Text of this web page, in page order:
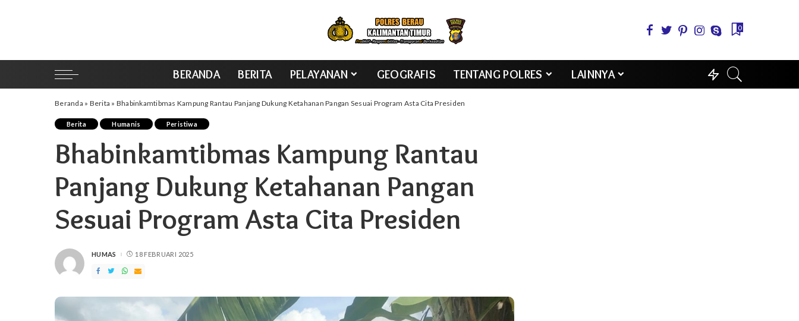
0
BERANDA BERITA PELAYANAN GEOGRAFIS TENTANG POLRES LAINNYA
Beranda » Berita » Bhabinkamtibmas Kampung Rantau Panjang Dukung Ketahanan Pangan Sesuai Program Asta Cita Presiden
Berita Humanis Peristiwa
Bhabinkamtibmas Kampung Rantau
Panjang Dukung Ketahanan Pangan
Sesuai Program Asta Cita Presiden
POSTED
HUMAS 18 FEBRUARI 2025